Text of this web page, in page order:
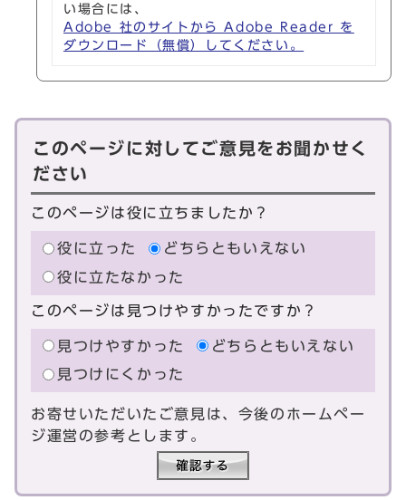
い場合には、
Adobe 社のサイトから Adobe Reader を
ダウンロード（無償）してください。
このページに対してご意見をお聞かせく
ださい
このページは役に立ちましたか？
役に立った
どちらともいえない
役に立たなかった
このページは見つけやすかったですか？
見つけやすかった
どちらともいえない
見つけにくかった
お寄せいただいたご意見は、今後のホームペー
ジ運営の参考とします。